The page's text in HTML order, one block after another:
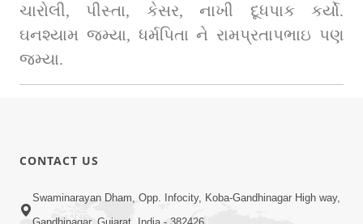
ચારોલી, પીસ્તા, કેસર, નાખી દૂધપાક કર્યો.
ઘનશ્યામ જમ્યા, ધર્મપિતા ને રામપ્રતાપભાઇ પણ
જમ્યા.
CONTACT US
Swaminarayan Dham, Opp. Infocity, Koba-Gandhinagar High way,